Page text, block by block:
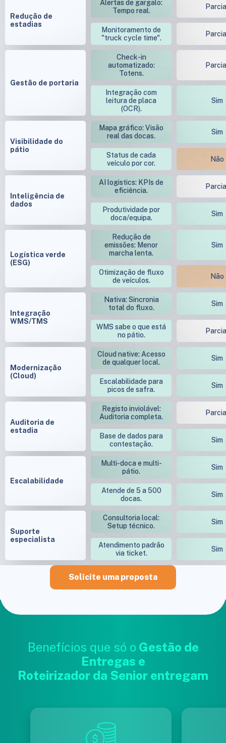
Redução de
estadias
Alertas de gargalo:
Tempo real.
Monitoramento de
"truck cycle time".
Gestão de portaria
Check-in
automatizado:
Totens.
Integração com
leitura de placa
(OCR).
Sim
Visibilidade do
pátio
Mapa gráfico: Visão
real das docas.
Sim
Status de cada
veículo por cor.
Não
Inteligência de
dados
AI logistics: KPIs de
eficiência.
Produtividade por
doca/equipa.
Sim
Logística verde
(ESG)
Redução de
emissões: Menor
marcha lenta.
Sim
Otimização de fluxo
de veículos.
Não
Integração
WMS/TMS
Nativa: Sincronia
total do fluxo.
Sim
WMS sabe o que está
no pátio.
Modernização
(Cloud)
Cloud native: Acesso
de qualquer local.
Sim
Escalabilidade para
picos de safra.
Sim
Auditoria de
estadia
Registo inviolável:
Auditoria completa.
Base de dados para
contestação.
Sim
Escalabilidade
Multi-doca e multi-
pátio.
Sim
Atende de 5 a 500
docas.
Sim
Suporte
especialista
Consultoria local:
Setup técnico.
Sim
Atendimento padrão
via ticket.
Sim
Solicite uma proposta
Benefícios que só o Gestão de
Entregas e
Roteirizador da Senior entregam